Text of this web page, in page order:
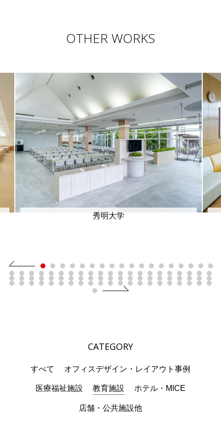
OTHER WORKS
秀明大学
CATEGORY
すべて オフィスデザイン・レイアウト事例
医療福祉施設 教育施設 ホテル・MICE
店舗・公共施設他